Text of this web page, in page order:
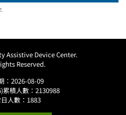
Assistive Device Center.
Reserved.
：2026-08-09
累積人數：2130988
人數：1883